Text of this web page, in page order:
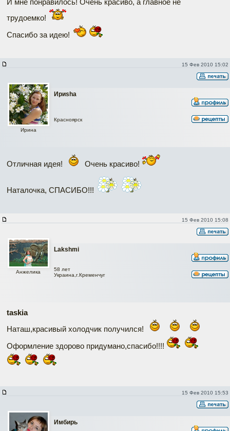
трудоемко!
Спасибо за идею!
15 Фев 2010 15:02
Ириshа
Ирина
Красноярск
Отличная идея! Очень красиво!
Наталочка, СПАСИБО!!!
15 Фев 2010 15:08
Lakshmi
Анжелика
58 лет
Украина,г.Кременчуг
taskia
Наташ,красивый холодчик получился!
Оформление здорово придумано,спасибо!!!!
15 Фев 2010 15:53
Имбирь